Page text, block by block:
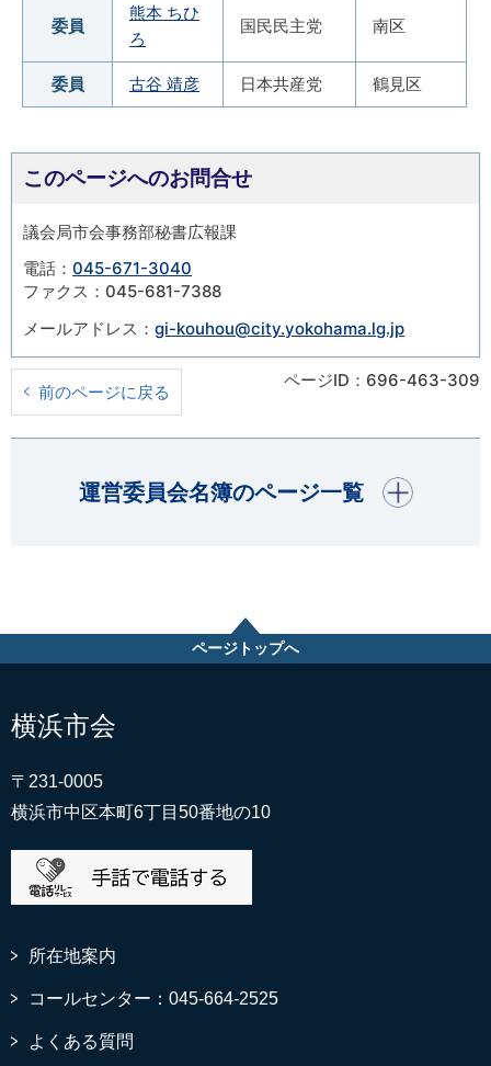
委員
熊本 ちひ
ろ
国民民主党 南区
委員 古谷 靖彦 日本共産党 鶴見区
このページへのお問合せ
議会局市会事務部秘書広報課
電話： 045-671-3040
ファクス：045-681-7388
メールアドレス： gi-kouhou@city.yokohama.lg.jp
前のページに戻る
ページID：696-463-309
運営委員会名簿のページ一覧
開く
ページトップへ
横浜市会
〒231-0005
横浜市中区本町6丁目50番地の10
所在地案内
コールセンター：045-664-2525
よくある質問